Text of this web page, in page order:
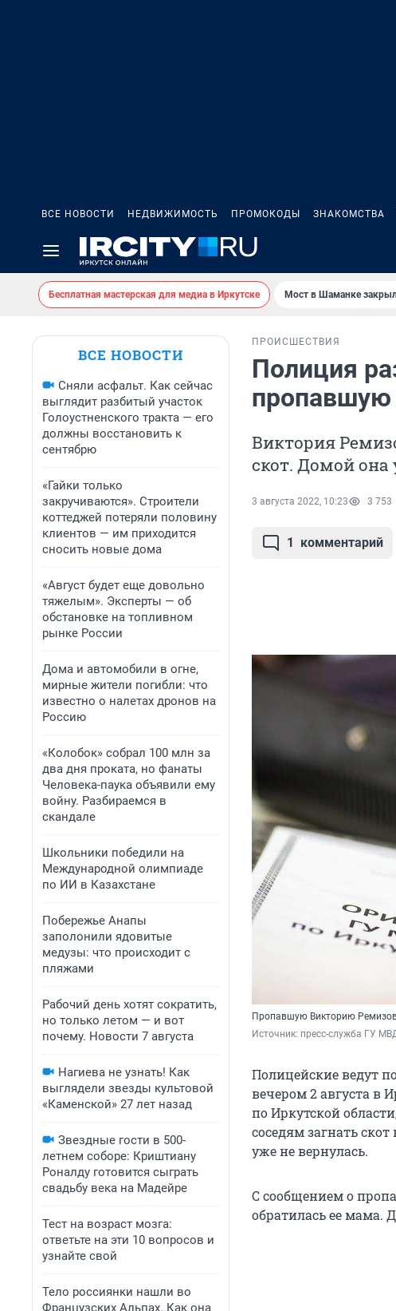
ВСЕ НОВОСТИ НЕДВИЖИМОСТЬ ПРОМОКОДЫ ЗНАКОМСТВА
Бесплатная мастерская для медиа в Иркутске Мост в Шаманке
ВСЕ НОВОСТИ
Сняли асфальт. Как сейчас
выглядит разбитый участок
Голоустненского тракта — его
должны восстановить к
сентябрю
«Гайки только
закручиваются». Строители
коттеджей потеряли половину
клиентов — им приходится
сносить новые дома
«Август будет еще довольно
тяжелым». Эксперты — об
обстановке на топливном
рынке России
Дома и автомобили в огне,
мирные жители погибли: что
известно о налетах дронов на
Россию
«Колобок» собрал 100 млн за
два дня проката, но фанаты
Человека-паука объявили ему
войну. Разбираемся в
скандале
Школьники победили на
Международной олимпиаде
по ИИ в Казахстане
Побережье Анапы
заполонили ядовитые
медузы: что происходит с
пляжами
Рабочий день хотят сократить,
но только летом — и вот
почему. Новости 7 августа
Нагиева не узнать! Как
выглядели звезды культовой
«Каменской» 27 лет назад
Звездные гости в 500-
летнем соборе: Криштиану
Роналду готовится сыграть
свадьбу века на Мадейре
Тест на возраст мозга:
ответьте на эти 10 вопросов и
узнайте свой
Тело россиянки нашли во
Французских Альпах. Как она
ПРОИСШЕСТВИЯ
Полиция
пропавшую
Виктория
скот. Домой она
3 августа 2022, 10:23 3 753
1 комментарий
Пропавшую Викторию
Источник: пресс-служба ГУ
Полицейские ведут
вечером 2 августа в
по Иркутской
соседям загнать
уже не вернулась.
С сообщением о
обратилась ее мама.